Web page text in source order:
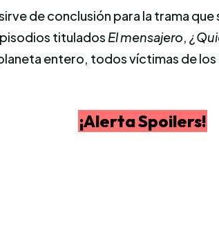
de conclusión para la trama
titulados El mensajero,
entero, todos víctimas de
¡Alerta Spoilers!